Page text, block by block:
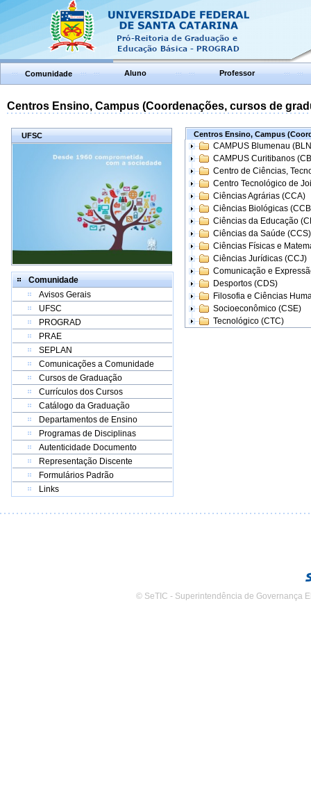
Comunidade Aluno Professor
Centros Ensino, Campus (Coordenações, cursos de
UFSC
Comunidade
Avisos Gerais
UFSC
PROGRAD
PRAE
SEPLAN
Comunicações a Comunidade
Cursos de Graduação
Currículos dos Cursos
Catálogo da Graduação
Departamentos de Ensino
Programas de Disciplinas
Autenticidade Documento
Representação Discente
Formulários Padrão
Links
Centros Ensino, Campus
CAMPUS Blumenau
CAMPUS Curitibanos
Centro de Ciências,
Centro Tecnológico de
Ciências Agrárias (CCA)
Ciências Biológicas
Ciências da Educação
Ciências da Saúde (CCS)
Ciências Físicas e
Ciências Jurídicas (CCJ)
Comunicação e
Desportos (CDS)
Filosofia e Ciências
Socioeconômico (CSE)
Tecnológico (CTC)
© SeTIC - Superintendência de Governança